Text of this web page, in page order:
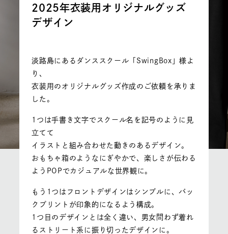
2025年衣装用オリジナルグッズ
デザイン
淡路島にあるダンススクール「SwingBox」様よ
り、
衣装用のオリジナルグッズ作成のご依頼を承りま
した。
1つは手書き文字でスクール名を記号のように見
立てて
イラストと組み合わせた動きのあるデザイン。
おもちゃ箱のようなにぎやかで、楽しさが伝わる
ようPOPでカジュアルな世界観に。
もう1つはフロントデザインはシンプルに、バッ
クプリントが印象的になるよう構成。
1つ目のデザインとは全く違い、男女問わず着れ
るストリート系に振り切ったデザインに。